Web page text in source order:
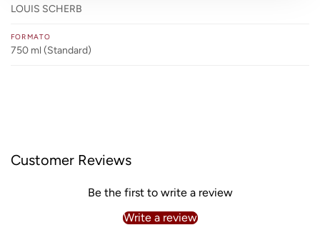
LOUIS SCHERB
FORMATO
750 ml (Standard)
Customer Reviews
Be the first to write a review
Write a review